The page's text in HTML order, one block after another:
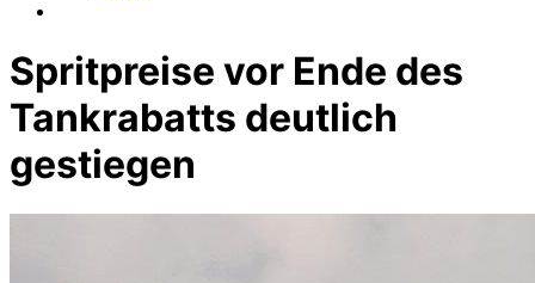
Spritpreise vor Ende des
Tankrabatts deutlich
gestiegen